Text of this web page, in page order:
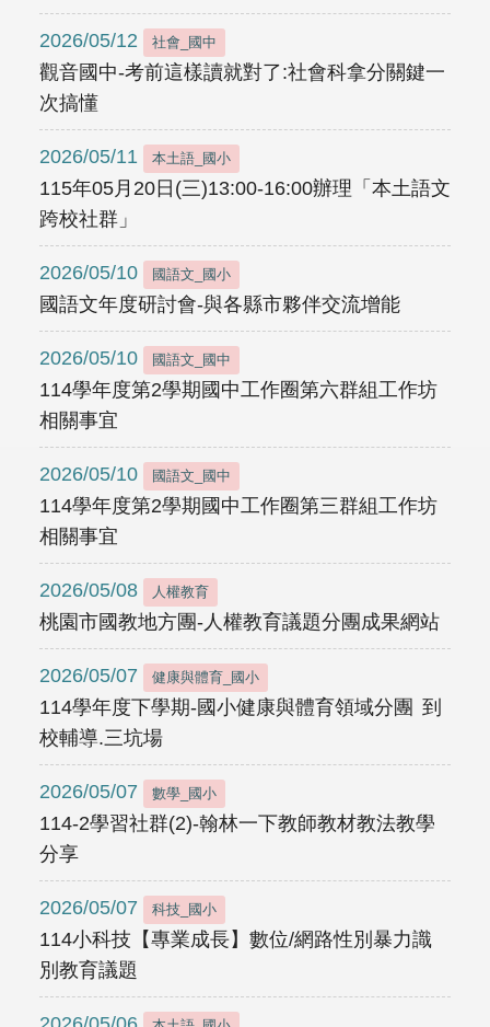
2026/05/12 社會_國中
觀音國中-考前這樣讀就對了:社會科拿分關鍵一
次搞懂
2026/05/11 本土語_國小
115年05月20日(三)13:00-16:00辦理「本土語文
跨校社群」
2026/05/10 國語文_國小
國語文年度研討會-與各縣市夥伴交流增能
2026/05/10 國語文_國中
114學年度第2學期國中工作圈第六群組工作坊
相關事宜
2026/05/10 國語文_國中
114學年度第2學期國中工作圈第三群組工作坊
相關事宜
2026/05/08 人權教育
桃園市國教地方團-人權教育議題分團成果網站
2026/05/07 健康與體育_國小
114學年度下學期-國小健康與體育領域分團 到
校輔導.三坑場
2026/05/07 數學_國小
114-2學習社群(2)-翰林一下教師教材教法教學
分享
2026/05/07 科技_國小
114小科技【專業成長】數位/網路性別暴力識
別教育議題